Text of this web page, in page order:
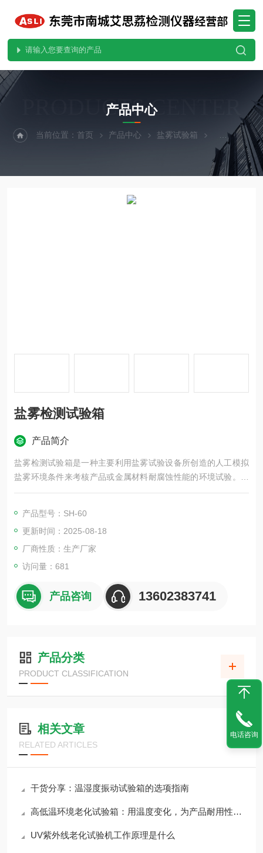
PRODUCTS CENTER
产品中心
当前位置：首页 产品中心 盐雾试验箱 中性盐雾试
盐雾检测试验箱
产品简介
盐雾检测试验箱是一种主要利用盐雾试验设备所创造的人工模拟
盐雾环境条件来考核产品或金属材料耐腐蚀性能的环境试验。它
分为二大类，一类为天然环境暴露试验，另一类为人工加速模拟
空间的试验设备
产品型号：SH-60
更新时间：2025-08-18
厂商性质：生产厂家
访问量：681
产品咨询 13602383741
产品分类
PRODUCT CLASSIFICATION
相关文章
RELATED ARTICLES
干货分享：温湿度振动试验箱的选项指南
高低温环境老化试验箱：用温度变化，为产品耐用性打分
UV紫外线老化试验机工作原理是什么
电话咨询